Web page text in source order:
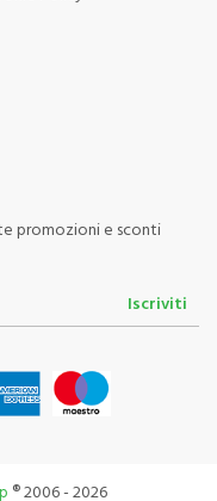
promozioni e sconti
Iscriviti
® 2006 - 2026